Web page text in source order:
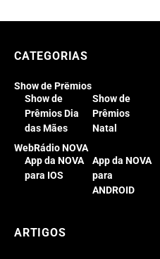
CATEGORIAS
Show de Prêmios
Show de
Prêmios Dia
das Mães
Show de
Prêmios
Natal
WebRádio NOVA
App da NOVA
para IOS
App da NOVA
para
ANDROID
ARTIGOS